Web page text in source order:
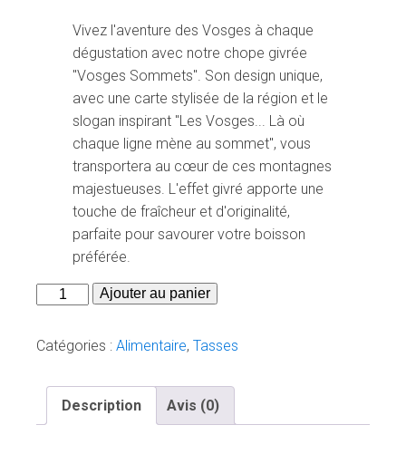
Vivez l'aventure des Vosges à chaque
dégustation avec notre chope givrée
"Vosges Sommets". Son design unique,
avec une carte stylisée de la région et le
slogan inspirant "Les Vosges... Là où
chaque ligne mène au sommet", vous
transportera au cœur de ces montagnes
majestueuses. L'effet givré apporte une
touche de fraîcheur et d'originalité,
parfaite pour savourer votre boisson
préférée.
quantité
Chope
Coeur
des
Ajouter au panier
Catégories : Alimentaire, Tasses
Description Avis (0)